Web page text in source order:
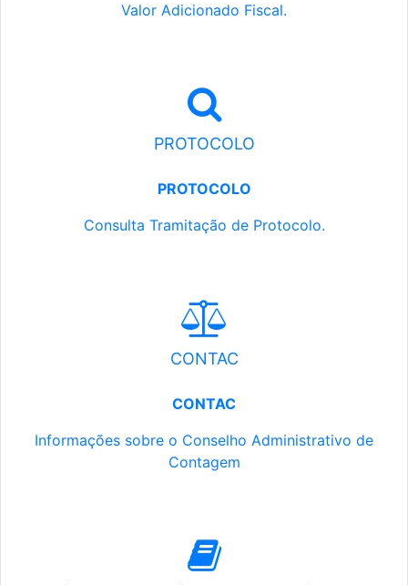
Valor Adicionado Fiscal.
PROTOCOLO
PROTOCOLO
Consulta Tramitação de Protocolo.
CONTAC
CONTAC
Informações sobre o Conselho Administrativo de
Contagem